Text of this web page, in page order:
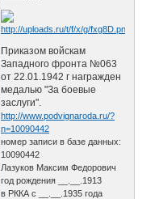
Приказом войскам
Западного фронта №063
от 22.01.1942 г награжден
медалью "За боевые
заслуги".
http://www.podvignaroda.ru/?
n=10090442
номер записи в базе данных:
10090442
Лазуков Максим Федорович
год рождения __.__.1913
в РККА с __.__.1935 года